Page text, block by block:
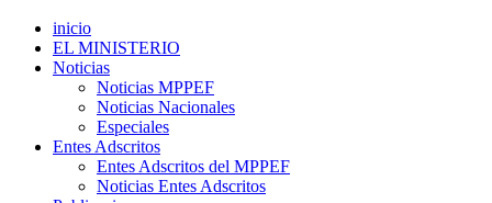
inicio
EL MINISTERIO
Noticias
Noticias MPPEF
Noticias Nacionales
Especiales
Entes Adscritos
Entes Adscritos del MPPEF
Noticias Entes Adscritos